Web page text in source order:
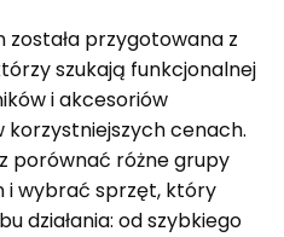
została przygotowana z
szukają funkcjonalnej
i akcesoriów
cenach.
porównać różne grupy
i wybrać sprzęt, który
działania: od szybkiego